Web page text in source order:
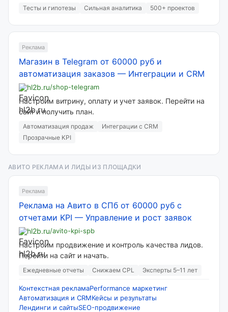
Тесты и гипотезы Сильная аналитика 500+ проектов
Реклама
Магазин в Telegram от 60000 руб и
автоматизация заказов — Интеграции и CRM
hl2b.ru/shop-telegram
Настроим витрину, оплату и учет заявок. Перейти на
сайт и получить план.
Автоматизация продаж
Интеграции с CRM
Прозрачные KPI
АВИТО РЕКЛАМА И ЛИДЫ ИЗ ПЛОЩАДКИ
Реклама
Реклама на Авито в СПб от 60000 руб с
отчетами KPI — Управление и рост заявок
hl2b.ru/avito-kpi-spb
Настроим продвижение и контроль качества лидов.
Перейти на сайт и начать.
Ежедневные отчеты Снижаем CPL Эксперты 5–11 лет
Контекстная рекламаPerformance маркетинг
Автоматизация и CRMКейсы и результаты
Лендинги и сайтыSEO-продвижение